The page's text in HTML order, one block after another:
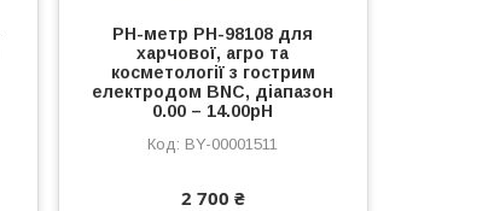
PH-метр PH-98108 для
харчової, агро та
косметології з гострим
електродом BNC, діапазон
0.00 – 14.00pH
BY-00001511
2 700 ₴